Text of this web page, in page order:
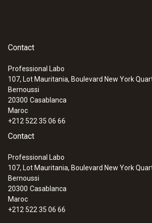
Contact
Professional Labo
107, Lot Mauritania, Boulevard New York
Bernoussi
20300 Casablanca
Maroc
+212 522 35 06 66
Contact
Professional Labo
107, Lot Mauritania, Boulevard New York
Bernoussi
20300 Casablanca
Maroc
+212 522 35 06 66